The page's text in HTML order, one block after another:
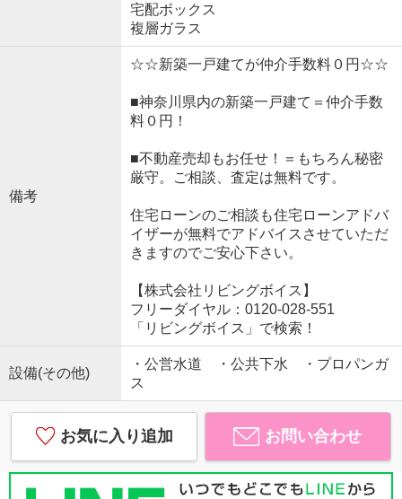
宅配ボックス
複層ガラス
備考
☆☆新築一戸建てが仲介手数料０円☆☆
■神奈川県内の新築一戸建て＝仲介手数
料０円！
■不動産売却もお任せ！＝もちろん秘密
厳守。ご相談、査定は無料です。
住宅ローンのご相談も住宅ローンアドバ
イザーが無料でアドバイスさせていただ
きますのでご安心下さい。
【株式会社リビングボイス】
フリーダイヤル：0120-028-551
「リビングボイス」で検索！
設備(その他)
・公営水道 ・公共下水 ・プロパンガ
ス
お気に入り追加 お問い合わせ